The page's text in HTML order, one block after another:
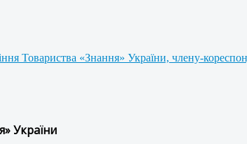
Товариства «Знання» України, члену-
України